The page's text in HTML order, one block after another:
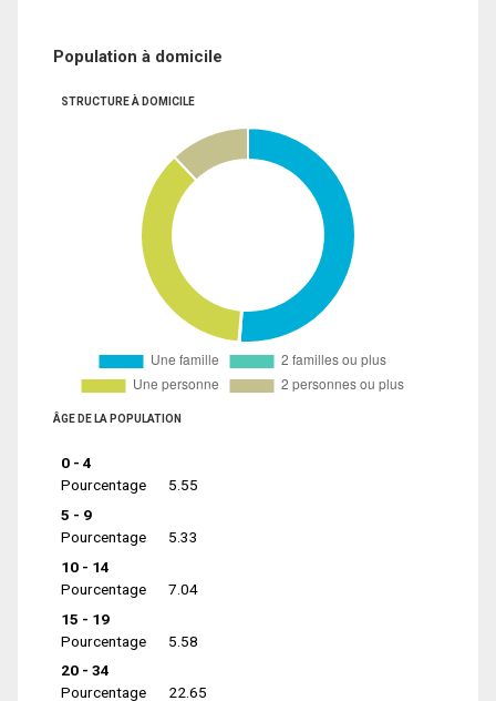
Population à domicile
STRUCTURE À DOMICILE
ÂGE DE LA POPULATION
0 - 4
Pourcentage
5.55
5 - 9
Pourcentage
5.33
10 - 14
Pourcentage
7.04
15 - 19
Pourcentage
5.58
20 - 34
Pourcentage
22.65